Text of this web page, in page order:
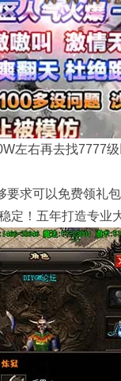
左右再去找7777
要求可以免费领礼
定！五年打造专业